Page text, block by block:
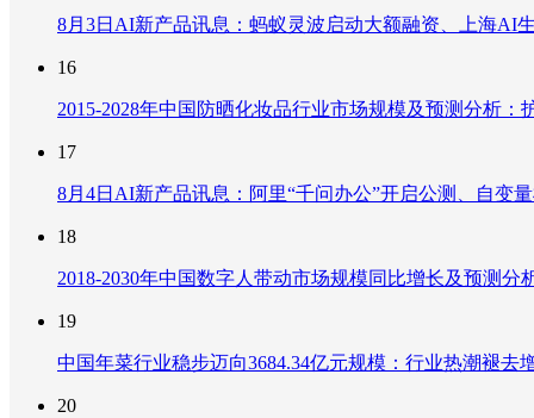
8月3日AI新产品讯息：蚂蚁灵波启动大额融资、上海AI
16
2015-2028年中国防晒化妆品行业市场规模及预测分析
17
8月4日AI新产品讯息：阿里“千问办公”开启公测、自变
18
2018-2030年中国数字人带动市场规模同比增长及预测
19
中国年菜行业稳步迈向3684.34亿元规模：行业热潮褪
20